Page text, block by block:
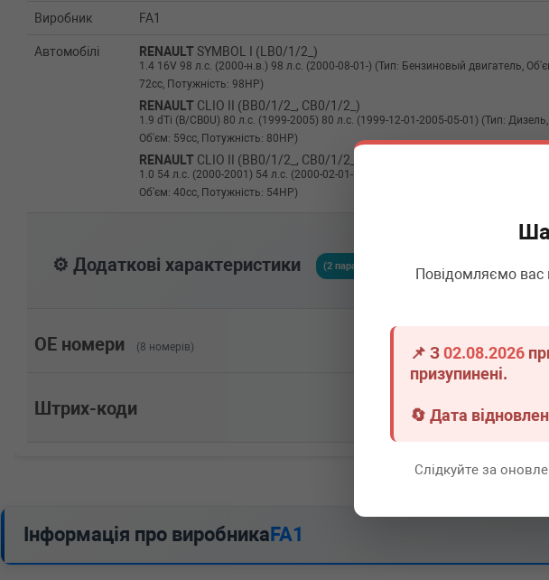
Повідомляємо вас
📌 З02.08.2026
призупинені.
🔄 Дата
Слідкуйте за
Виробник FA1
Автомобілі RENAULTSYMBOL I (LB0/1/2_)
1.4 16V 98 л.с. (2000-н.в.) 98 л.с. (2000-08-01-) (Тип: Бензиновый двигатель,
72cc, Потужність: 98HP)
RENAULT CLIO II (BB0/1/2_, CB0/1/2_)
1.9 dTi (B/CB0U) 80 л.с. (1999-2005) 80 л.с. (1999-12-01-2005-05-01) (Тип: Дизель,
Об'єм: 59cc, Потужність: 80HP)
RENAULT CLIO II (BB0/1/2_, CB0/1/2_)
1.0 54 л.с. (2000-2001) 54 л.с. (2000-02-01-2001-05-01) (Тип: Бензиновый
Об'єм: 40cc, Потужність: 54HP)
⚙️ Додаткові характеристики (2 параметрів)
OE номери (8 номерів) Розгорнути
Штрих-коди
Інформація про виробникаFA1